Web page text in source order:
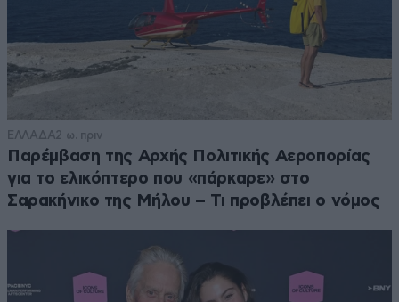
ΕΛΛΑΔΑ2 ω. πριν
Παρέμβαση της Αρχής Πολιτικής Αεροπορίας
για το ελικόπτερο που «πάρκαρε» στο
Σαρακήνικο της Μήλου – Τι προβλέπει ο νόμος